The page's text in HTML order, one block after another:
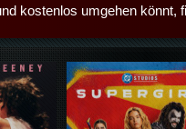
kostenlos umgehen könnt,
Details,Play